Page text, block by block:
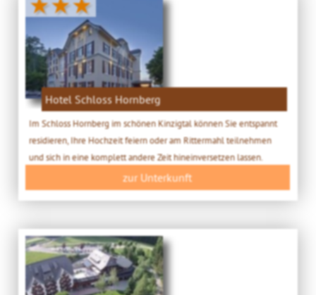
Hotel Schloss Hornberg
Im Schloss Hornberg im schönen Kinzigtal können Sie entspannt
residieren, Ihre Hochzeit feiern oder am Rittermahl teilnehmen
und sich in eine komplett andere Zeit hineinversetzen lassen.
zur Unterkunft